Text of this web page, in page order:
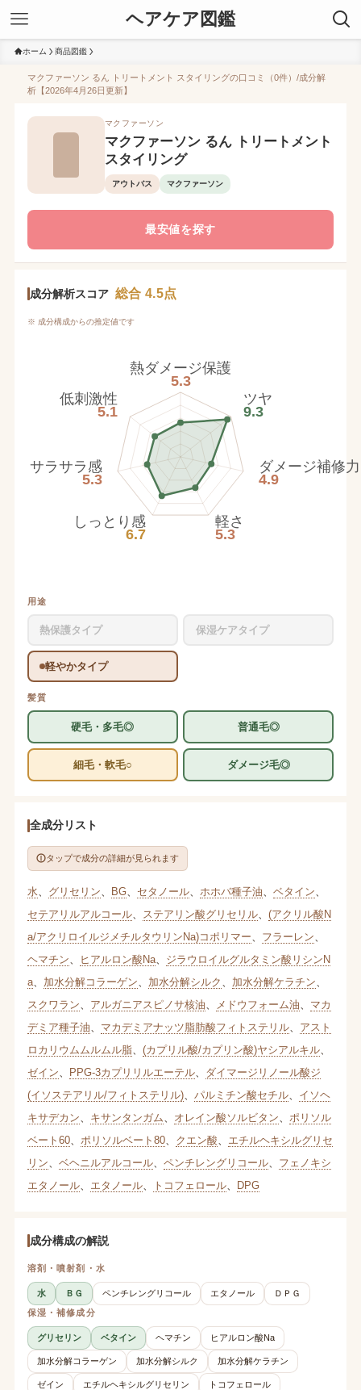
ヘアケア図鑑
ホーム 商品図鑑
マクファーソン るん トリートメント スタイリングの口コミ（0件）/成分解
析【2026年4月26日更新】
マクファーソン
マクファーソン るん トリートメント
スタイリング
アウトバス マクファーソン
最安値を探す
成分解析スコア 総合 4.5点
※ 成分構成からの推定値です
熱ダメージ保護
5.3
ツヤ
9.3
ダメージ補修力
4.9
軽さ
5.3
しっとり感
6.7
サラサラ感
5.3
低刺激性
5.1
用途
熱保護タイプ 保湿ケアタイプ
軽やかタイプ
髪質
硬毛・多毛◎ 普通毛◎
細毛・軟毛○ ダメージ毛◎
全成分リスト
タップで成分の詳細が見られます
水 グリセリン BG、 セタノール、 ホホバ種子油 ベタイン
セテアリルアルコール、 ステアリン酸グリセリル、 (アクリル酸N
a/アクリロイルジメチルタウリンNa)コポリマー
フラーレン
ヘマチン
ヒアルロン酸Na、 ジラウロイルグルタミン酸リシンN
a、 加水分解コラーゲン 加水分解シルク 加水分解ケラチン
スクワラン
アルガニアスピノサ核油 メドウフォーム油
マカ
デミア種子油
マカデミアナッツ脂肪酸フィトステリル、 アスト
ロカリウムムルムル脂、 (カプリル酸/カプリン酸)ヤシアルキル、
ゼイン
PPG-3カプリリルエーテル、 ダイマージリノール酸ジ
(イソステアリル/フィトステリル)、 パルミチン酸セチル、 イソヘ
キサデカン
キサンタンガム オレイン酸ソルビタン
ポリソル
ベート60、 ポリソルベート80、 クエン酸
エチルヘキシルグリセ
リン
ベヘニルアルコール、 ペンチレングリコール、 フェノキシ
エタノール、 エタノール、 トコフェロール、 DPG
成分構成の解説
溶剤・噴射剤・水
水 ＢＧ ペンチレングリコール エタノール
ＤＰＧ
保湿・補修成分
グリセリン ベタイン ヘマチン ヒアルロン酸Na
加水分解コラーゲン 加水分解シルク 加水分解ケラチン
ゼイン エチルヘキシルグリセリン
トコフェロール